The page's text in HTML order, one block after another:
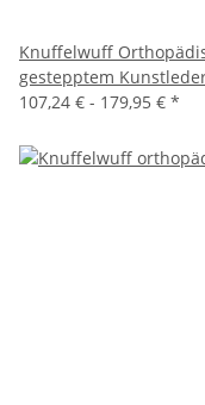
Knuffelwuff
gestepptem
107,24 € - 179,95 € *